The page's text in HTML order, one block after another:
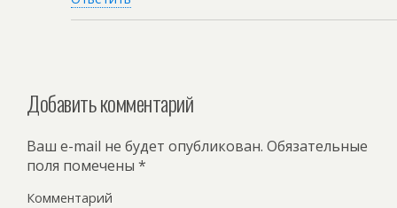
Добавить комментарий
Ваш e-mail не будет опубликован. Обязательные
поля помечены *
Комментарий